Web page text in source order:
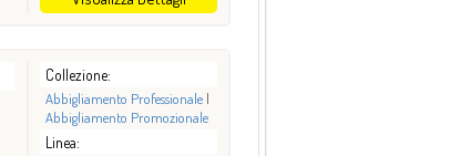
Collezione:
Abbigliamento Professionale |
Abbigliamento Promozionale
Linea: